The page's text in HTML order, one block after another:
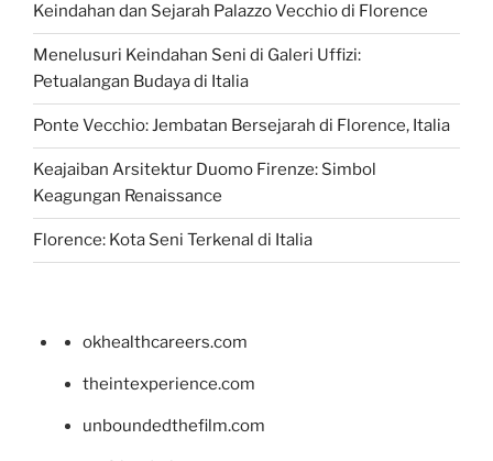
Keindahan dan Sejarah Palazzo Vecchio di Florence
Menelusuri Keindahan Seni di Galeri Uffizi:
Petualangan Budaya di Italia
Ponte Vecchio: Jembatan Bersejarah di Florence, Italia
Keajaiban Arsitektur Duomo Firenze: Simbol
Keagungan Renaissance
Florence: Kota Seni Terkenal di Italia
okhealthcareers.com
theintexperience.com
unboundedthefilm.com